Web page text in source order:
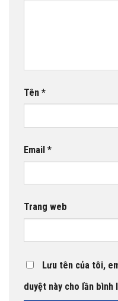
Tên *
Email *
Trang web
Lưu tên của tôi,
duyệt này cho lần